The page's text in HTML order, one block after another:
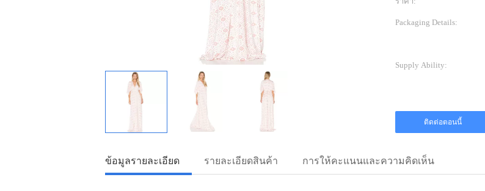
Packaging Details:
Supply Ability:
ติดต่อตอนนี้
ข้อมูลรายละเอียด รายละเอียดสินค้า การให้คะแนนและความคิดเห็น